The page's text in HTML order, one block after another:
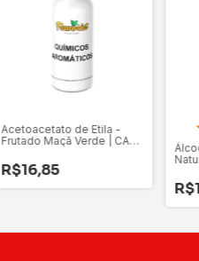
Acetoacetato de Etila -
Frutado Maçã Verde | CAS
R$16,85